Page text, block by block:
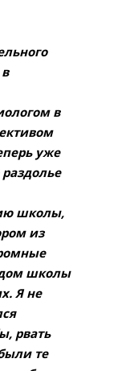
в
уже
школы,
из
школы
Я не
рвать
те